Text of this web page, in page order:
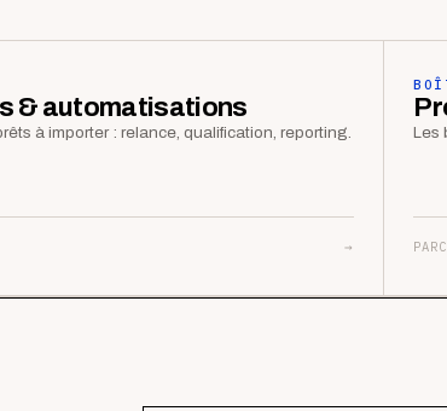
& automatisations
à importer : relance, qualification, reporting.
→
Les